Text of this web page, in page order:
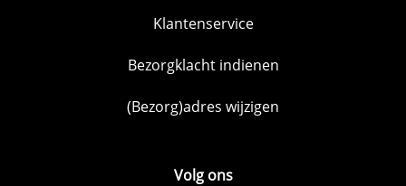
Klantenservice
Bezorgklacht indienen
(Bezorg)adres wijzigen
Volg ons